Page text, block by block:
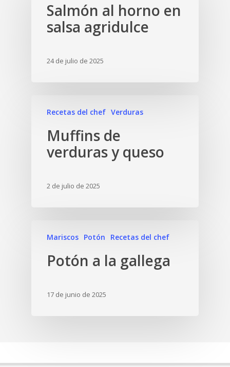
Salmón al horno en
salsa agridulce
24 de julio de 2025
Recetas del chef Verduras
Muffins de
verduras y queso
2 de julio de 2025
Mariscos Potón Recetas del chef
Potón a la gallega
17 de junio de 2025